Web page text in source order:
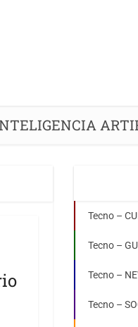
Tecno –
Tecno –
Tecno –
Tecno –